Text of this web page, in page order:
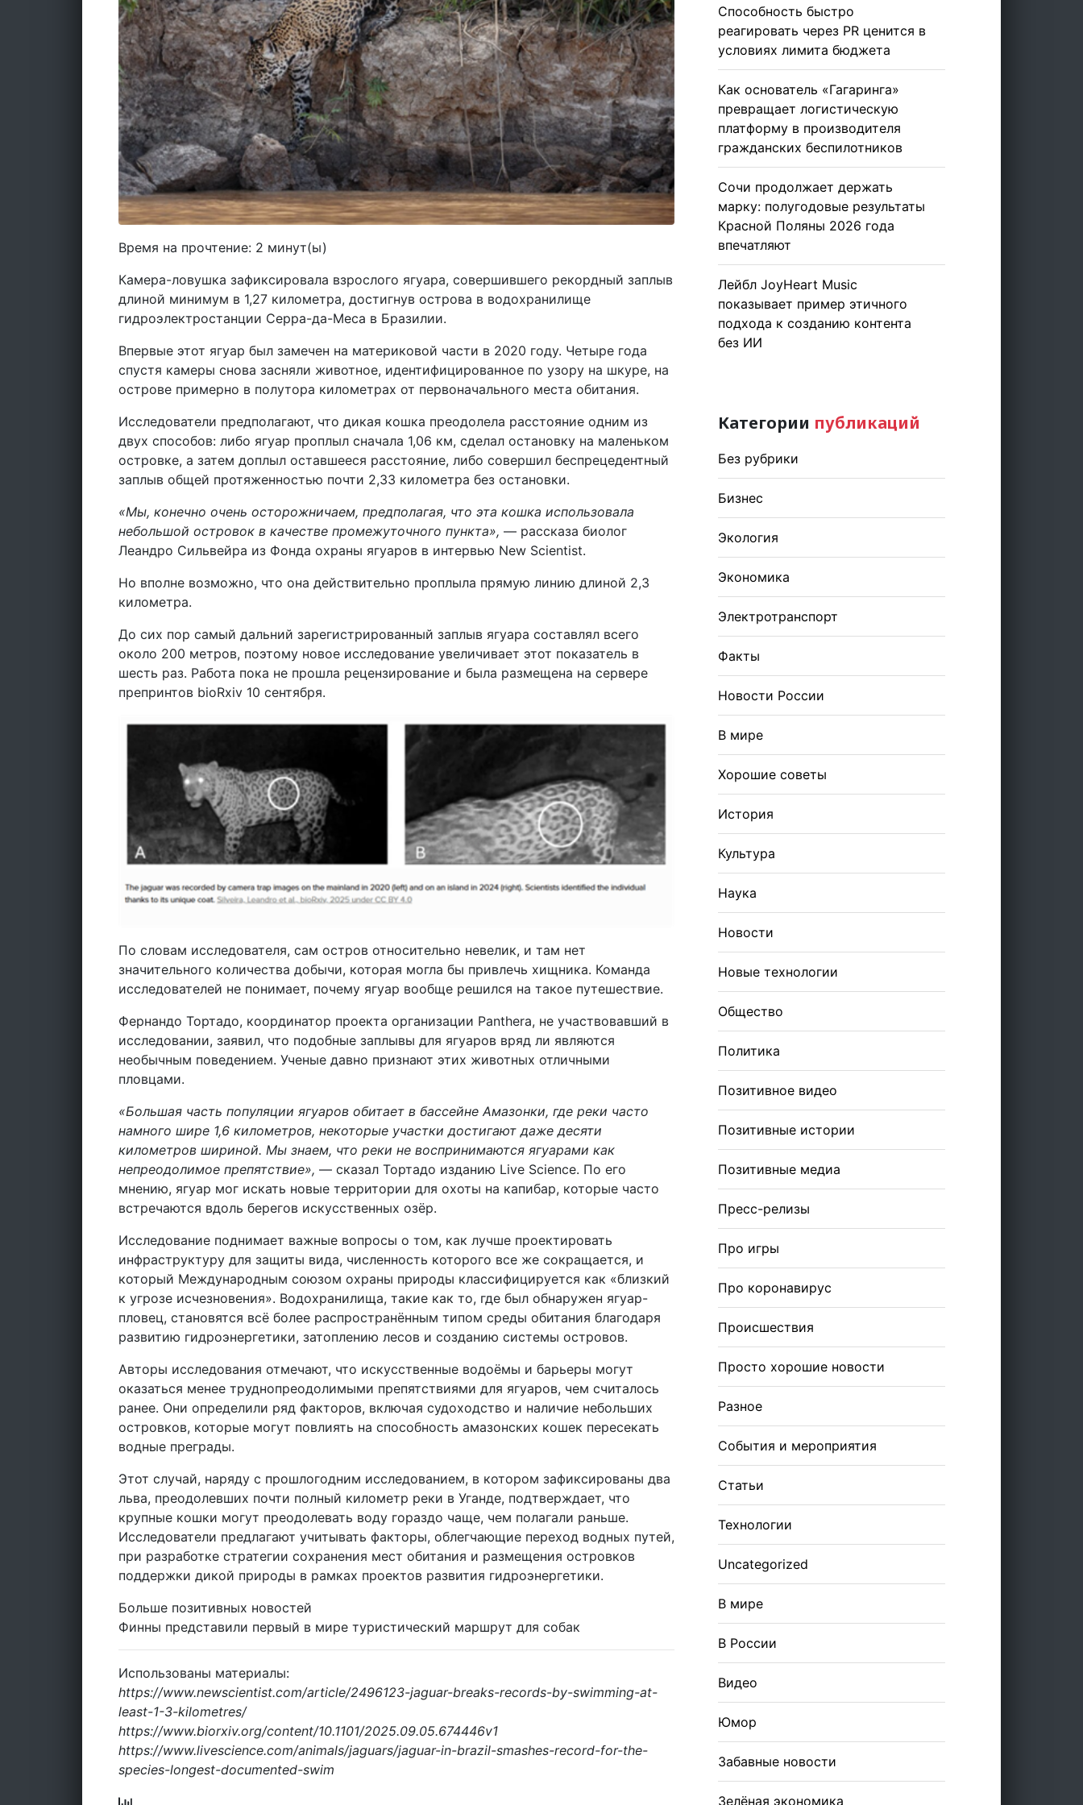
Время на прочтение: 2 минут(ы)
Камера-ловушка зафиксировала взрослого ягуара, совершившего рекордный заплыв
длиной минимум в 1,27 километра, достигнув острова в водохранилище
гидроэлектростанции Серра-да-Меса в Бразилии.
Впервые этот ягуар был замечен на материковой части в 2020 году. Четыре года
спустя камеры снова засняли животное, идентифицированное по узору на шкуре, на
острове примерно в полутора километрах от первоначального места обитания.
Исследователи предполагают, что дикая кошка преодолела расстояние одним из
двух способов: либо ягуар проплыл сначала 1,06 км, сделал остановку на маленьком
островке, а затем доплыл оставшееся расстояние, либо совершил беспрецедентный
заплыв общей протяженностью почти 2,33 километра без остановки.
«Мы, конечно очень осторожничаем, предполагая, что эта кошка использовала
небольшой островок в качестве промежуточного пункта», — рассказа биолог
Леандро Сильвейра из Фонда охраны ягуаров в интервью New Scientist.
Но вполне возможно, что она действительно проплыла прямую линию длиной 2,3
километра.
До сих пор самый дальний зарегистрированный заплыв ягуара составлял всего
около 200 метров, поэтому новое исследование увеличивает этот показатель в
шесть раз. Работа пока не прошла рецензирование и была размещена на сервере
препринтов bioRxiv 10 сентября.
По словам исследователя, сам остров относительно невелик, и там нет
значительного количества добычи, которая могла бы привлечь хищника. Команда
исследователей не понимает, почему ягуар вообще решился на такое путешествие.
Фернандо Тортадо, координатор проекта организации Panthera, не участвовавший в
исследовании, заявил, что подобные заплывы для ягуаров вряд ли являются
необычным поведением. Ученые давно признают этих животных отличными
пловцами.
«Большая часть популяции ягуаров обитает в бассейне Амазонки, где реки часто
намного шире 1,6 километров, некоторые участки достигают даже десяти
километров шириной. Мы знаем, что реки не воспринимаются ягуарами как
непреодолимое препятствие», — сказал Тортадо изданию Live Science. По его
мнению, ягуар мог искать новые территории для охоты на капибар, которые часто
встречаются вдоль берегов искусственных озёр.
Исследование поднимает важные вопросы о том, как лучше проектировать
инфраструктуру для защиты вида, численность которого все же сокращается, и
который Международным союзом охраны природы классифицируется как «близкий
к угрозе исчезновения». Водохранилища, такие как то, где был обнаружен ягуар-
пловец, становятся всё более распространённым типом среды обитания благодаря
развитию гидроэнергетики, затоплению лесов и созданию системы островов.
Авторы исследования отмечают, что искусственные водоёмы и барьеры могут
оказаться менее труднопреодолимыми препятствиями для ягуаров, чем считалось
ранее. Они определили ряд факторов, включая судоходство и наличие небольших
островков, которые могут повлиять на способность амазонских кошек пересекать
водные преграды.
Этот случай, наряду с прошлогодним исследованием, в котором зафиксированы два
льва, преодолевших почти полный километр реки в Уганде, подтверждает, что
крупные кошки могут преодолевать воду гораздо чаще, чем полагали раньше.
Исследователи предлагают учитывать факторы, облегчающие переход водных путей,
при разработке стратегии сохранения мест обитания и размещения островков
поддержки дикой природы в рамках проектов развития гидроэнергетики.
Больше позитивных новостей
Финны представили первый в мире туристический маршрут для собак
Использованы материалы:
https://www.newscientist.com/article/2496123-jaguar-breaks-records-by-swimming-at-
least-1-3-kilometres/
https://www.biorxiv.org/content/10.1101/2025.09.05.674446v1
https://www.livescience.com/animals/jaguars/jaguar-in-brazil-smashes-record-for-the-
species-longest-documented-swim
Способность быстро
реагировать через PR ценится в
условиях лимита бюджета
Как основатель «Гагаринга»
превращает логистическую
платформу в производителя
гражданских беспилотников
Сочи продолжает держать
марку: полугодовые результаты
Красной Поляны 2026 года
впечатляют
Лейбл JoyHeart Music
показывает пример этичного
подхода к созданию контента
без ИИ
Категории публикаций
Без рубрики
Бизнес
Экология
Экономика
Электротранспорт
Факты
Новости России
В мире
Хорошие советы
История
Культура
Наука
Новости
Новые технологии
Общество
Политика
Позитивное видео
Позитивные истории
Позитивные медиа
Пресс-релизы
Про игры
Про коронавирус
Происшествия
Просто хорошие новости
Разное
События и мероприятия
Статьи
Технологии
Uncategorized
В мире
В России
Видео
Юмор
Забавные новости
Зелёная экономика